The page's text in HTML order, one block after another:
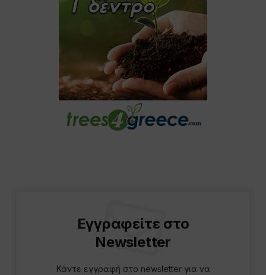
Εγγραφείτε στο
Newsletter
Κάντε εγγραφή στο newsletter για να